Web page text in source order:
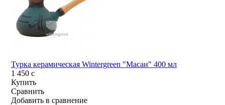
Турка керамическая Wintergreen "Масаи" 400 мл
1 450c
Купить
Сравнить
Добавить в сравнение